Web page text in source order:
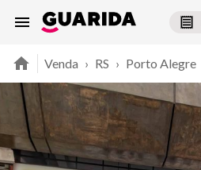
Venda › RS › Porto Alegre